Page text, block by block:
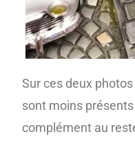
Sur ces deux
sont moins
complément au